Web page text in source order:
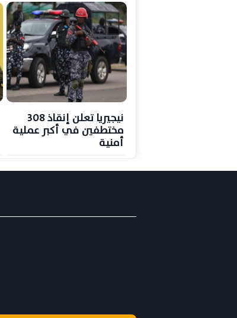
نيجيريا تعلن إنقاذ 308
مختطفين في أكبر عملية
أمنية